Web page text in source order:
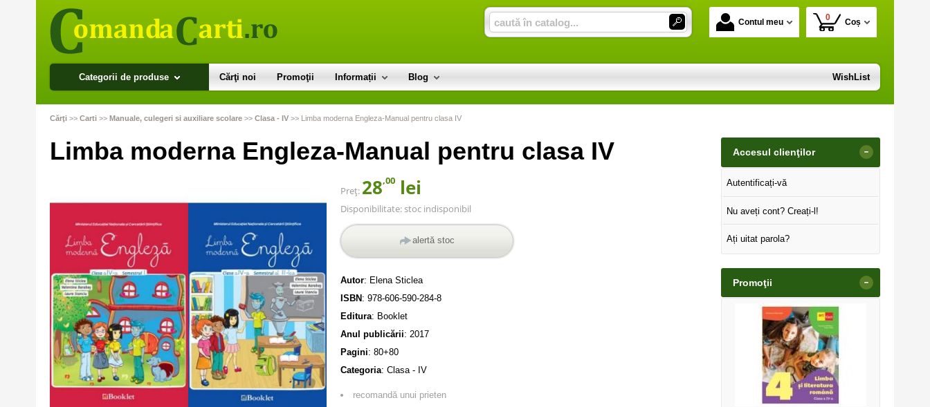
Contul meu 0 Coș
Categorii de produse Cărţi noi Promoţii Informații Blog WishList
Cărţi >> Carti >> Manuale, culegeri si auxiliare scolare >> Clasa - IV >> Limba moderna Engleza-Manual pentru clasa IV
Limba moderna Engleza-Manual pentru clasa IV
Preț: 28,00 lei
Disponibilitate:stoc indisponibil
alertă stoc
Autor: Elena Sticlea
ISBN : 978-606-590-284-8
Editura: Booklet
Anul publicării: 2017
Pagini: 80+80
Categoria: Clasa - IV
recomandă unui prieten
Accesul clienţilor -
Autentificați-vă
Nu aveți cont? Creați-l!
Ați uitat parola?
Promoţii -